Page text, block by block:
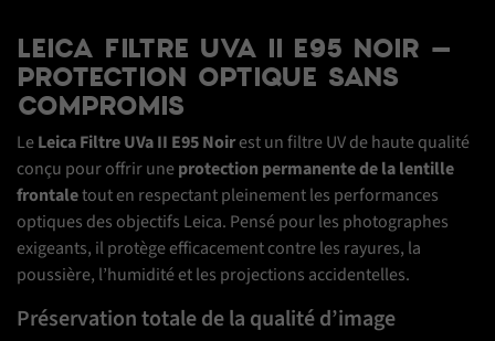
LEICA FILTRE UVA II E95 NOIR –
PROTECTION OPTIQUE SANS
COMPROMIS
LeLeica Filtre UVa II E95 Noirest un filtre UV de haute qualité
conçu pour offrir uneprotection permanente de la lentille
frontaletout en respectant pleinement les performances
optiques des objectifs Leica. Pensé pour les photographes
exigeants, il protège efficacement contre les rayures, la
poussière, l’humidité et les projections accidentelles.
Préservation totale de la qualité d’image